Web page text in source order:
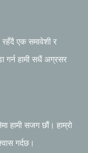
रहँदै एक समावेशी र
गर्न हामी सधैं अग्रसर
हामी सजग छौं। हाम्रो
गर्दछ।